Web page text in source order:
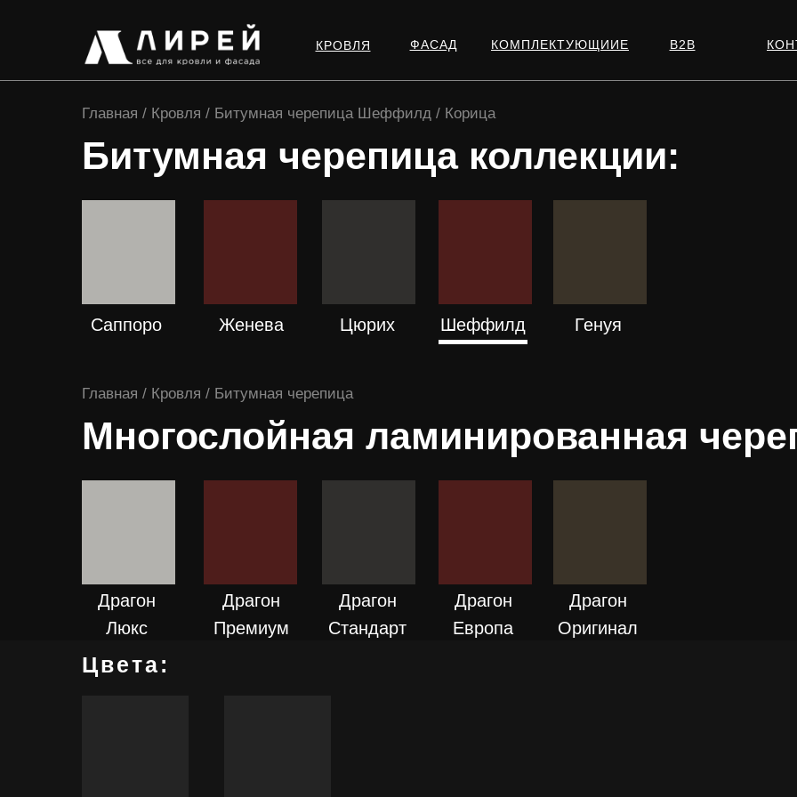
КРОВЛЯ КОМПЛЕКТУЮЩИИЕ
ФАСАД В2В
Битумная черепица коллекции:
Главная / Кровля / Битумная черепица Шеффилд / Корица
Саппоро Женева Цюрих Шеффилд Генуя
Многослойная ламинированная
Главная / Кровля / Битумная черепица
Драгон
Люкс
Драгон
Премиум
Драгон
Стандарт
Драгон
Европа
Драгон
Оригинал
Цвета: